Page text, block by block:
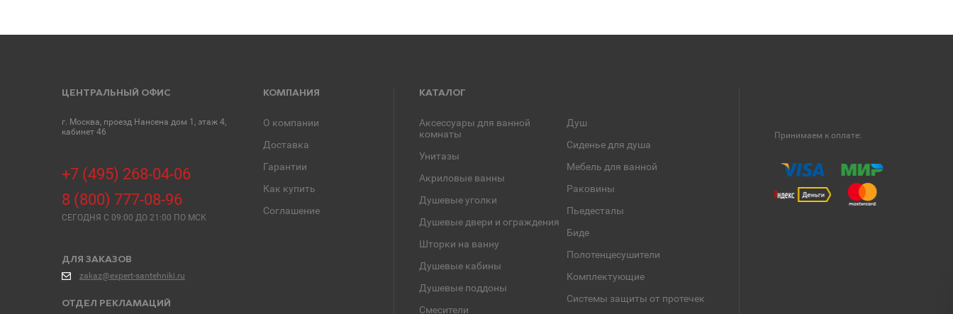
ЦЕНТРАЛЬНЫЙ ОФИС
г. Москва, проезд Нансена дом 1, этаж 4,
кабинет 46
+7 (495) 268-04-06
8 (800) 777-08-96
СЕГОДНЯ C 09:00 ДО 21:00 ПО МСК
ДЛЯ ЗАКАЗОВ
zakaz@expert-santehniki.ru
ОТДЕЛ РЕКЛАМАЦИЙ
КОМПАНИЯ
О компании
Доставка
Гарантии
Как купить
Соглашение
КАТАЛОГ
Аксессуары для ванной
комнаты
Унитазы
Акриловые ванны
Душевые уголки
Душевые двери и ограждения
Шторки на ванну
Душевые кабины
Душевые поддоны
Смесители
Душ
Сиденье для душа
Мебель для ванной
Раковины
Пьедесталы
Биде
Полотенцесушители
Комплектующие
Системы защиты от протечек
Принимаем к оплате: